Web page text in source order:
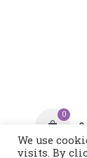
0
We use
visits. By